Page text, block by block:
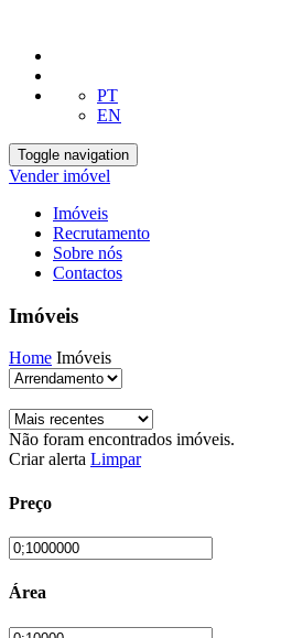
PT
EN
Toggle navigation
Vender imóvel
Imóveis
Recrutamento
Sobre nós
Contactos
Imóveis
Home Imóveis
Não foram encontrados imóveis.
Criar alerta Limpar
Preço
Área